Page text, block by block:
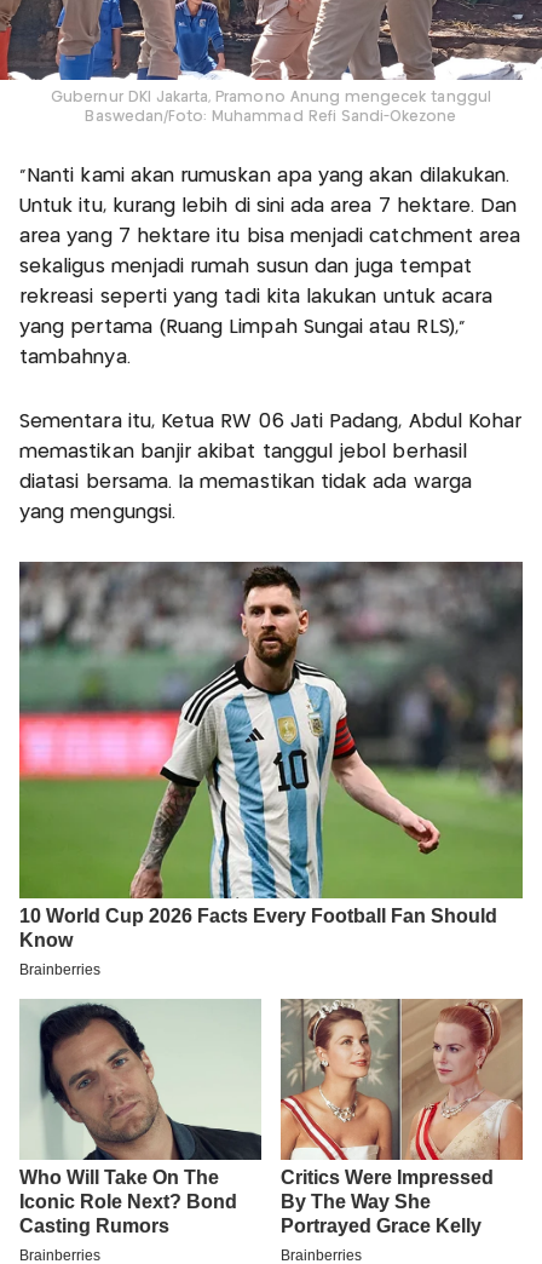
Gubernur DKI Jakarta, Pramono Anung mengecek tanggul
Baswedan/Foto: Muhammad Refi Sandi-Okezone
"Nanti kami akan rumuskan apa yang akan dilakukan.
Untuk itu, kurang lebih di sini ada area 7 hektare. Dan
area yang 7 hektare itu bisa menjadi catchment area
sekaligus menjadi rumah susun dan juga tempat
rekreasi seperti yang tadi kita lakukan untuk acara
yang pertama (Ruang Limpah Sungai atau RLS),"
tambahnya.
Sementara itu, Ketua RW 06 Jati Padang, Abdul Kohar
memastikan banjir akibat tanggul jebol berhasil
diatasi bersama. Ia memastikan tidak ada warga
yang mengungsi.